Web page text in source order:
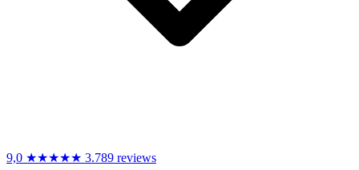
9,0 ★★★★★ 3.789 reviews